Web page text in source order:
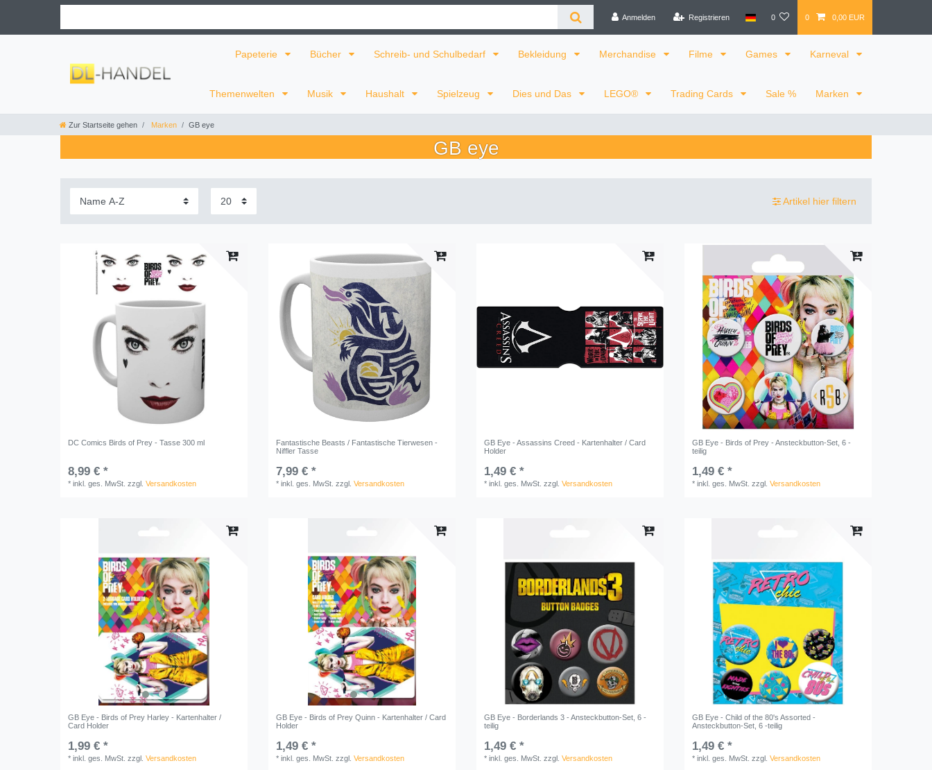
Anmelden Registrieren 0 0 0,00 EUR
Papeterie Bücher Schreib- und Schulbedarf Bekleidung Merchandise Filme Games Karneval
Themenwelten Musik Haushalt Spielzeug Dies und Das LEGO® Trading Cards Sale % Marken
Zur Startseite gehen Marken GB eye
GB eye
Artikel hier filtern
DC Comics Birds of Prey - Tasse 300 ml
8,99 € *
*inkl. ges. MwSt. zzgl.Versandkosten
Fantastische Beasts / Fantastische Tierwesen -
Niffler Tasse
7,99 € *
*inkl. ges. MwSt. zzgl.Versandkosten
GB Eye - Assassins Creed - Kartenhalter / Card
Holder
1,49 € *
*inkl. ges. MwSt. zzgl.Versandkosten
GB Eye - Birds of Prey - Ansteckbutton-Set, 6 -
teilig
1,49 € *
*inkl. ges. MwSt. zzgl.Versandkosten
GB Eye - Birds of Prey Harley - Kartenhalter /
Card Holder
1,99 € *
*inkl. ges. MwSt. zzgl.Versandkosten
GB Eye - Birds of Prey Quinn - Kartenhalter / Card
Holder
1,49 € *
*inkl. ges. MwSt. zzgl.Versandkosten
GB Eye - Borderlands 3 - Ansteckbutton-Set, 6 -
teilig
1,49 € *
*inkl. ges. MwSt. zzgl.Versandkosten
GB Eye - Child of the 80's Assorted -
Ansteckbutton-Set, 6 -teilig
1,49 € *
*inkl. ges. MwSt. zzgl.Versandkosten